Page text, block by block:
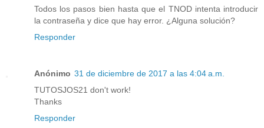
Todos los pasos bien hasta que el TNOD intenta introducir
la contraseña y dice que hay error. ¿Alguna solución?
Responder
Anónimo 31 de diciembre de 2017 a las 4:04 a.m.
TUTOSJOS21 don't work!
Thanks
Responder